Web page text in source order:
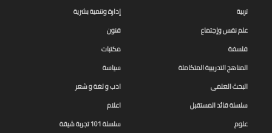
الأطفال
كوتشينج
تدريب
تربية
إدارة وتنمية بشرية
علم نفس وإجتماع
فنون
فلسفة
مكتبات
المناهج التدريبية المتكاملة
سياسة
البحث العلمى
ادب و لغة و شعر
سلسلة قائد المستقبل
اعلام
علوم
سلسلة 101 تجربة شيقة